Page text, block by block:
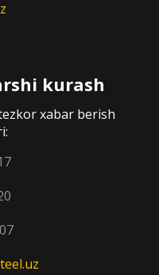
kurash
xabar berish